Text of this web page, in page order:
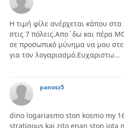
Η τιμή φίλε ανέρχεται κάπου
στις 7 πόλεις.Απο΄δω και πέρα
σε προσωπικό μύνημα να μου
για τον λογαριασμό.Ευχαριστω...
panosz5
dino logariasmo ston kosmo my
stratigous kai zito enan ston iota